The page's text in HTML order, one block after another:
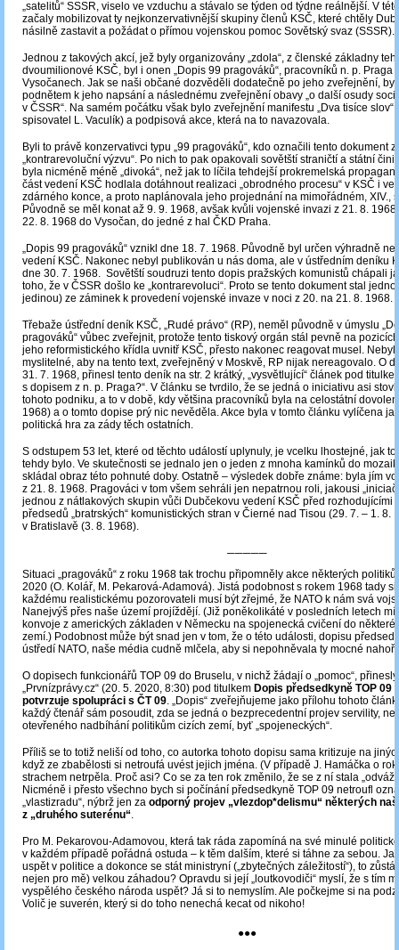
„satelitů“ SSSR, viselo ve vzduchu a stávalo se týden od týdne reálnější. V
začaly mobilizovat ty nejkonzervativnější skupiny členů KSČ, které chtěly
násilně zastavit a požádat o přímou vojenskou pomoc Sovětský svaz (SSSR).
Jednou z takových akcí, jež byly organizovány „zdola“, z členské základny
dvoumilionové KSČ, byl i onen „Dopis 99 pragováků“, pracovníků n. p. Praga
Vysočanech. Jak se naši občané dozvěděli dodatečně po jeho zveřejnění,
podnětem k jeho napsání a následnému zveřejnění obavy „o další osudy
v ČSSR“. Na samém počátku však bylo zveřejnění manifestu „Dva tisíce slov“
spisovatel L. Vaculík) a podpisová akce, která na to navazovala.
Byli to právě konzervativci typu „99 pragováků“, kdo označili tento dokument
„kontrarevoluční výzvu“. Po nich to pak opakovali sovětští straničtí a státní
byla nicméně méně „divoká“, než jak to líčila tehdejší prokremelská
část vedení KSČ hodlala dotáhnout realizaci „obrodného procesu“ v KSČ i ve
zdárného konce, a proto naplánovala jeho projednání na mimořádném, XIV.,
Původně se měl konat až 9. 9. 1968, avšak kvůli vojenské invazi z 21. 8.
22. 8. 1968 do Vysočan, do jedné z hal ČKD Praha.
„Dopis 99 pragováků“ vznikl dne 18. 7. 1968. Původně byl určen výhradně
vedení KSČ. Nakonec nebyl publikován u nás doma, ale v ústředním deníku
dne 30. 7. 1968. Sovětští soudruzi tento dopis pražských komunistů chápali
toho, že v ČSSR došlo ke „kontrarevoluci“. Proto se tento dokument stal
jedinou) ze záminek k provedení vojenské invaze v noci z 20. na 21. 8. 1968.
Třebaže ústřední deník KSČ, „Rudé právo“ (RP), neměl původně v úmyslu
pragováků“ vůbec zveřejnit, protože tento tiskový orgán stál pevně na
jeho reformistického křídla uvnitř KSČ, přesto nakonec reagovat musel.
myslitelné, aby na tento text, zveřejněný v Moskvě, RP nijak nereagovalo. O
31. 7. 1968, přinesl tento deník na str. 2 krátký, „vysvětlující“ článek pod
s dopisem z n. p. Praga?“. V článku se tvrdilo, že se jedná o iniciativu asi
tohoto podniku, a to v době, kdy většina pracovníků byla na celostátní
1968) a o tomto dopise prý nic nevěděla. Akce byla v tomto článku vylíčena
politická hra za zády těch ostatních.
S odstupem 53 let, které od těchto událostí uplynuly, je vcelku lhostejné, jak
tehdy bylo. Ve skutečnosti se jednalo jen o jeden z mnoha kamínků do
skládal obraz této pohnuté doby. Ostatně – výsledek dobře známe: byla jím
z 21. 8. 1968. Pragováci v tom všem sehráli jen nepatrnou roli, jakousi
jednou z nátlakových skupin vůči Dubčekovu vedení KSČ před rozhodujícími
předsedů „bratrských“ komunistických stran v Čierné nad Tisou (29. 7. – 1. 8.
v Bratislavě (3. 8. 1968).
─────
Situaci „pragováků“ z roku 1968 tak trochu připomněly akce některých politiků
2020 (O. Kolář, M. Pekarová-Adamová). Jistá podobnost s rokem 1968 tady
každému realistickému pozorovateli musí být zřejmé, že NATO k nám svá
Nanejvýš přes naše území projíždějí. (Již poněkolikáté v posledních letech
konvoje z amerických základen v Německu na spojenecká cvičení do
zemí.) Podobnost může být snad jen v tom, že o této události, dopisu
ústředí NATO, naše média cudně mlčela, aby si nepohněvala ty mocné
O dopisech funkcionářů TOP 09 do Bruselu, v nichž žádají o „pomoc“,
„Prvnízprávy.cz“ (20. 5. 2020, 8:30) pod titulkem Dopis předsedkyně TOP 09
potvrzuje spolupráci s ČT 09. „Dopis“ zveřejňujeme jako přílohu tohoto
každý čtenář sám posoudit, zda se jedná o bezprecedentní projev servility,
otevřeného nadbíhání politikům cizích zemí, byť „spojeneckých“.
Příliš se to totiž neliší od toho, co autorka tohoto dopisu sama kritizuje na
když ze zbabělosti si netroufá uvést jejich jména. (V případě J. Hamáčka o
strachem netrpěla. Proč asi? Co se za ten rok změnilo, že se z ní stala
Nicméně i přesto všechno bych si počínání předsedkyně TOP 09 netroufl
„vlastizradu“, nýbrž jen za odporný projev „vlezdop*delismu“ některých
z „druhého suterénu“.
Pro M. Pekarovou-Adamovou, která tak ráda zapomíná na své minulé politické
v každém případě pořádná ostuda – k těm dalším, které si táhne za sebou.
uspět v politice a dokonce se stát ministryní („zbytečných záležitostí“), to
nejen pro mě) velkou záhadou? Opravdu si její „loutkovodiči“ myslí, že s tím
vyspělého českého národa uspět? Já si to nemyslím. Ale počkejme si na
Volič je suverén, který si do toho nenechá kecat od nikoho!
●●●